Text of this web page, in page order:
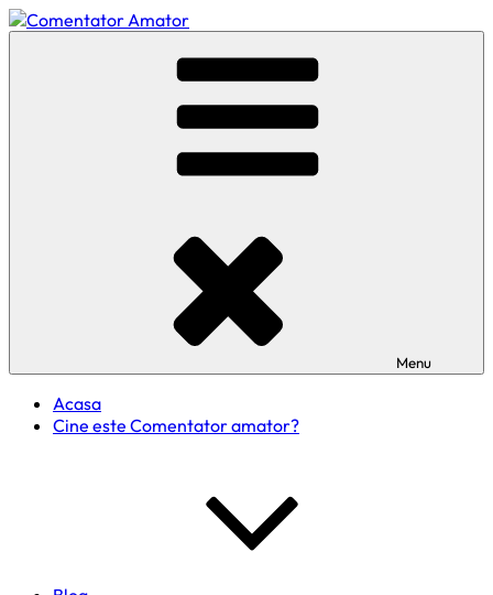
Skip
to
Menu
Acasa
Cine este Comentator amator?